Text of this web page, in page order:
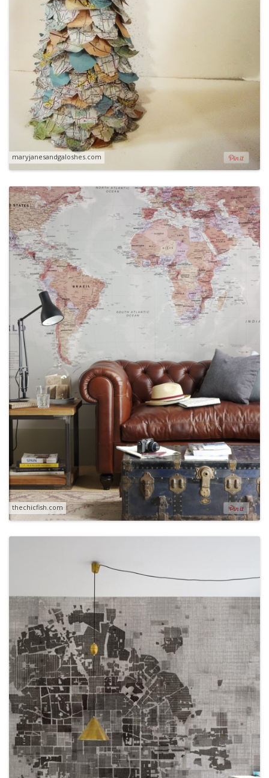
maryjanesandgaloshes.com
thechicfish.com